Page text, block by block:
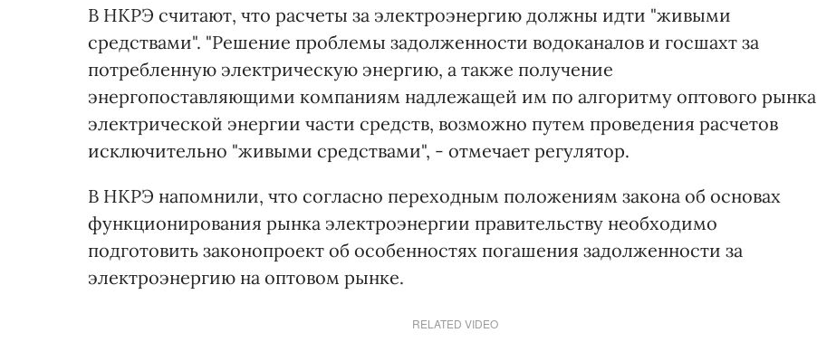
В НКРЭ считают, что расчеты за электроэнергию должны идти "живыми
средствами". "Решение проблемы задолженности водоканалов и госшахт за
потребленную электрическую энергию, а также получение
энергопоставляющими компаниям надлежащей им по алгоритму оптового рынка
электрической энергии части средств, возможно путем проведения расчетов
исключительно "живыми средствами", - отмечает регулятор.
В НКРЭ напомнили, что согласно переходным положениям закона об основах
функционирования рынка электроэнергии правительству необходимо
подготовить законопроект об особенностях погашения задолженности за
электроэнергию на оптовом рынке.
RELATED VIDEO